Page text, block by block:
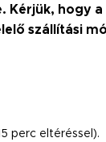
hogy
szállítási
perc eltéréssel).